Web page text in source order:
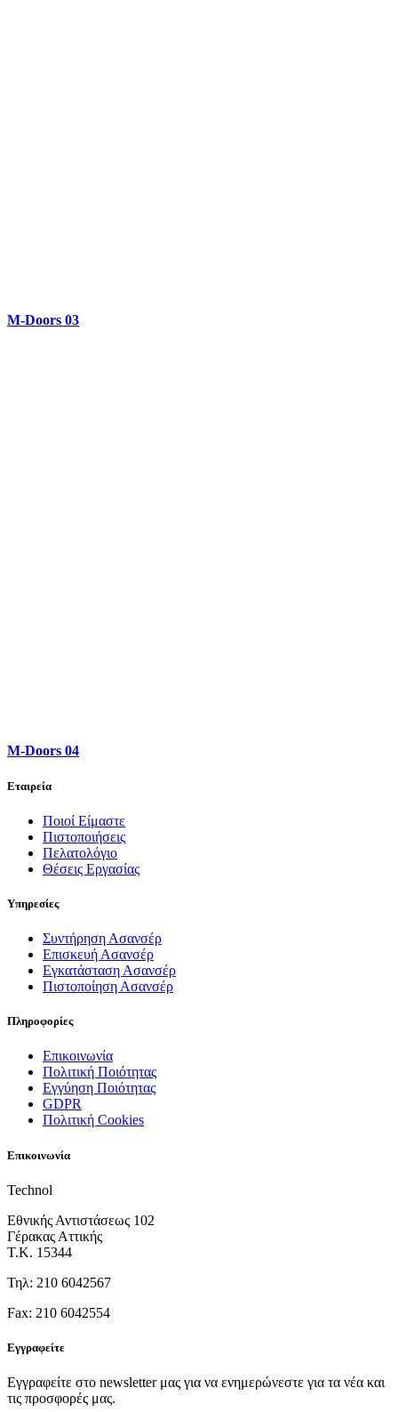
M-Doors 03
M-Doors 04
Εταιρεία
Ποιοί Είμαστε
Πιστοποιήσεις
Πελατολόγιο
Θέσεις Εργασίας
Υπηρεσίες
Συντήρηση Ασανσέρ
Επισκευή Ασανσέρ
Εγκατάσταση Ασανσέρ
Πιστοποίηση Ασανσέρ
Πληροφορίες
Επικοινωνία
Πολιτική Ποιότητας
Εγγύηση Ποιότητας
GDPR
Πολιτική Cookies
Επικοινωνία
Technol
Εθνικής Αντιστάσεως 102
Γέρακας Αττικής
Τ.Κ. 15344
Τηλ: 210 6042567
Fax: 210 6042554
Εγγραφείτε
Εγγραφείτε στο newsletter μας για να ενημερώνεστε για τα νέα και
τις προσφορές μας.